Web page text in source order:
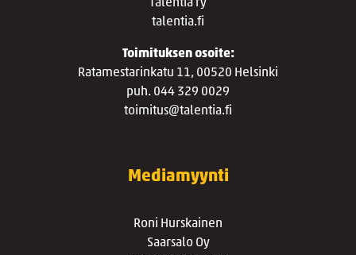
Talentia ry
talentia.fi
Toimituksen osoite:
Ratamestarinkatu 11, 00520 Helsinki
puh. 044 329 0029
toimitus@talentia.fi
Mediamyynti
Roni Hurskainen
Saarsalo Oy